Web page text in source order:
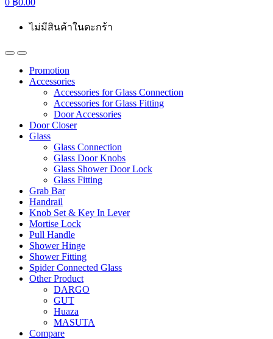
0 ฿0.00
ไม่มีสินค้าในตะกร้า
Promotion
Accessories
Accessories for Glass Connection
Accessories for Glass Fitting
Door Accessories
Door Closer
Glass
Glass Connection
Glass Door Knobs
Glass Shower Door Lock
Glass Fitting
Grab Bar
Handrail
Knob Set & Key In Lever
Mortise Lock
Pull Handle
Shower Hinge
Shower Fitting
Spider Connected Glass
Other Product
DARGO
GUT
Huaza
MASUTA
Compare